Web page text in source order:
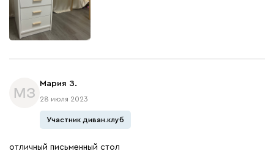
МЗ
Мария З.
28 июля 2023
Участник диван.клуб
отличный письменный стол